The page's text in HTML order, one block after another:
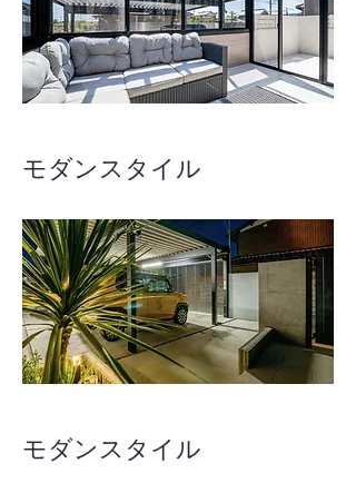
モダンスタイル
モダンスタイル